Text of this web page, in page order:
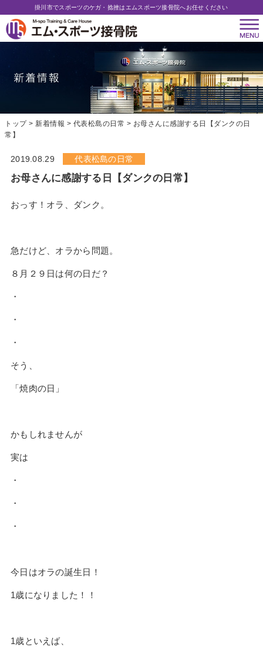
掛川市でスポーツのケガ・捻挫はエムスポーツ接骨院へお任せください
トップ 新着情報 代表松島の日常
お母さんに感謝する日【ダンクの日
常】
2019.08.29 代表松島の日常
お母さんに感謝する日【ダンクの日常】
おっす！オラ、ダンク。
急だけど、オラから問題。
８月２９日は何の日だ？
・
・
・
そう、
「焼肉の日」
かもしれませんが
実は
・
・
・
今日はオラの誕生日！
1歳になりました！！
1歳といえば、